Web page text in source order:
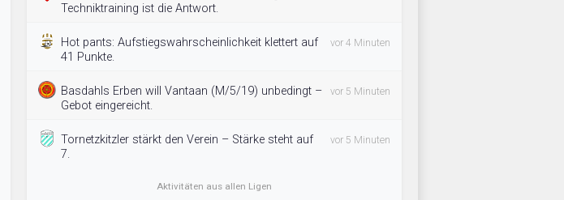
Techniktraining ist die Antwort.
Hot pants: Aufstiegswahrscheinlichkeit klettert auf
41 Punkte.
vor 4 Minuten
Basdahls Erben will Vantaan (M/5/19) unbedingt –
Gebot eingereicht.
vor 5 Minuten
Tornetzkitzler stärkt den Verein – Stärke steht auf
7.
vor 5 Minuten
Aktivitäten aus allen Ligen